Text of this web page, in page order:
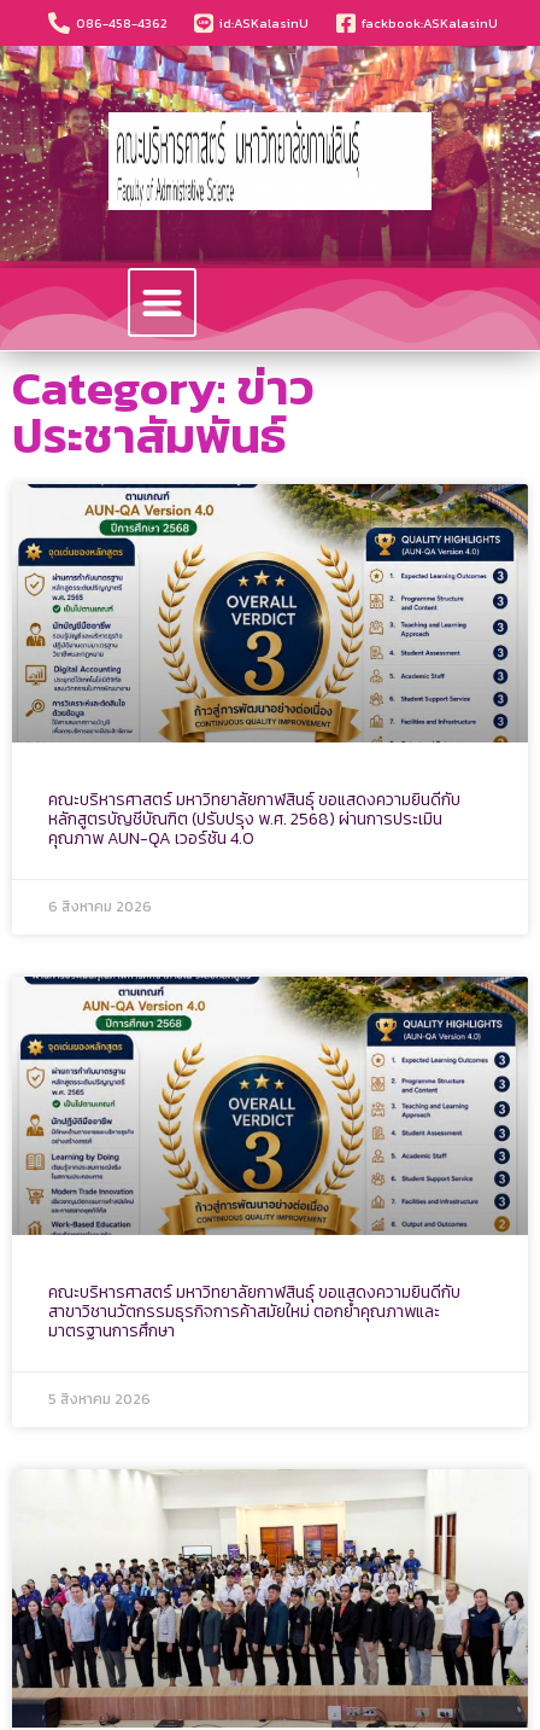
086-458-4362 id:ASKalasinU fackbook:ASKalasinU
Category: ข่าว
ประชาสัมพันธ์
คณะบริหารศาสตร์ มหาวิทยาลัยกาฬสินธุ์ ขอแสดงความยินดีกับ
หลักสูตรบัญชีบัณฑิต (ปรับปรุง พ.ศ. 2568) ผ่านการประเมิน
คุณภาพ AUN-QA เวอร์ชัน 4.0
6 สิงหาคม 2026
คณะบริหารศาสตร์ มหาวิทยาลัยกาฬสินธุ์ ขอแสดงความยินดีกับ
สาขาวิชานวัตกรรมธุรกิจการค้าสมัยใหม่ ตอกย้ำคุณภาพและ
มาตรฐานการศึกษา
5 สิงหาคม 2026